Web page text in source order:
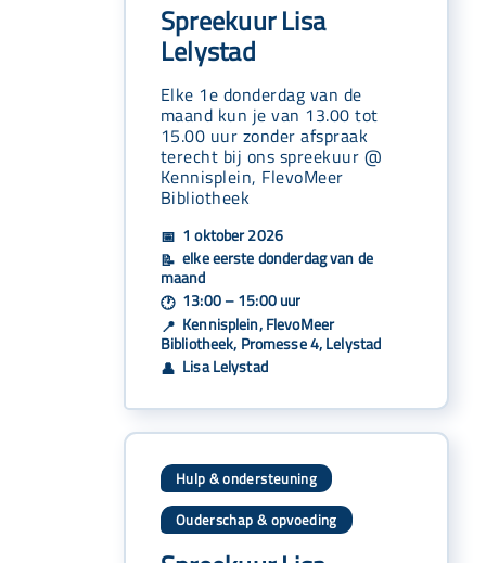
Spreekuur Lisa
Lelystad
Elke 1e donderdag van de
maand kun je van 13.00 tot
15.00 uur zonder afspraak
terecht bij ons spreekuur @
Kennisplein, FlevoMeer
Bibliotheek
📅 1 oktober 2026
📝 elke eerste donderdag van de
maand
🕐 13:00 – 15:00 uur
📍 Kennisplein, FlevoMeer
Bibliotheek, Promesse 4, Lelystad
👤 Lisa Lelystad
Hulp & ondersteuning
Ouderschap & opvoeding